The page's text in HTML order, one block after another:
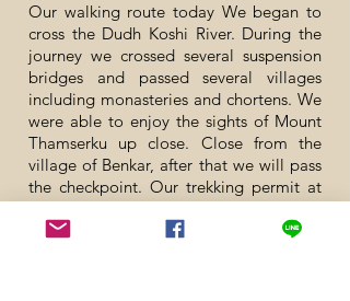
Our walking route today We began to
cross the Dudh Koshi River. During the
journey we crossed several suspension
bridges and passed several villages
including monasteries and chortens. We
were able to enjoy the sights of Mount
Thamserku up close. Close from the
village of Benkar, after that we will pass
the checkpoint. Our trekking permit at